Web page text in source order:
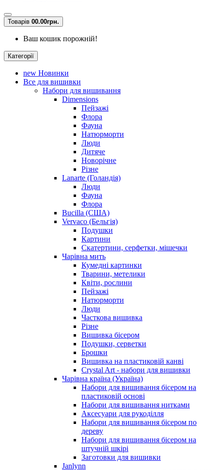
Товарів 00.00грн.
Ваш кошик порожній!
Категорії
new Новинки
Все для вишивки
Набори для вишивання
Dimensions
Пейзажі
Флора
Фауна
Натюрморти
Люди
Дитяче
Новорічне
Різне
Lanarte (Голандія)
Люди
Фауна
Флора
Bucilla (США)
Vervaco (Бельгія)
Подушки
Картини
Скатертини, серфетки, мішечки
Чарiвна мить
Кумедні картинки
Тварини, метелики
Квіти, рослини
Пейзажі
Натюрморти
Люди
Часткова вишивка
Різне
Вишивка бісером
Подушки, серветки
Брошки
Вишивка на пластиковій канві
Crystal Art - набори для вишивки
Чарівна країна (Україна)
Набори для вишивання бісером на
пластиковій основі
Набори для вишивання нитками
Аксесуари для рукоділля
Набори для вишивання бісером по
дереву
Набори для вишивання бісером на
штучній шкірі
Заготовки для вишивки
Janlynn